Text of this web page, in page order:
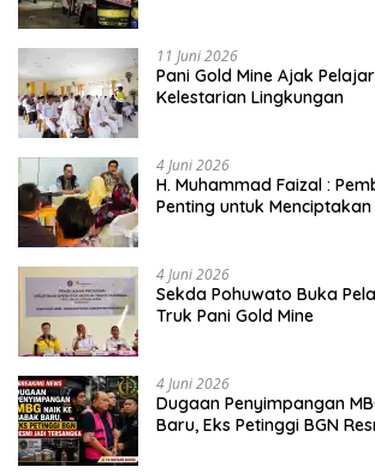
11 Juni 2026
Pani Gold Mine Ajak
Kelestarian Lingkungan
4 Juni 2026
H. Muhammad Faizal :
Penting untuk
4 Juni 2026
Sekda Pohuwato Buka
Truk Pani Gold Mine
4 Juni 2026
Dugaan Penyimpangan
Baru, Eks Petinggi BGN